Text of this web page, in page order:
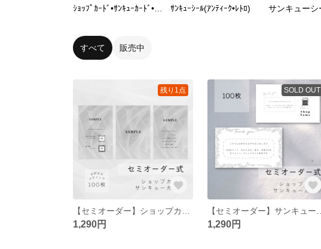
ｻﾝｷｭｰｼｰﾙ(ｱﾝﾃｨｰｸ•ﾚﾄﾛ)
すべて 販売中
残り1点
1,290円
SOLD OUT
1,290円